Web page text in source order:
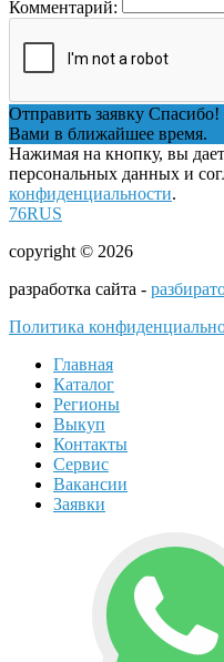
Комментарий:
Отправить заявку Спасибо!
Вами в ближайшее время.
Нажимая на кнопку, вы
персональных данных и
конфиденциальности.
76RUS
copyright © 2026
разработка сайта -
Политика
Главная
Каталог
Регионы
Выкуп
Контакты
Сервис
Вакансии
Заявки